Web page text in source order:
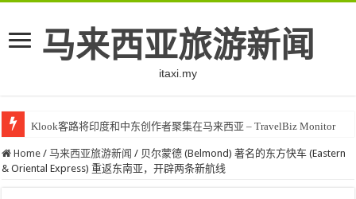
马来西亚旅游新闻
itaxi.my
Klook客路将印度和中东创作者聚集在马来西亚 – TravelBiz Monitor
Home / 马来西亚旅游新闻 / 贝尔蒙德 (Belmond) 著名的东方快车 (Eastern
& Oriental Express) 重返东南亚，开辟两条新航线